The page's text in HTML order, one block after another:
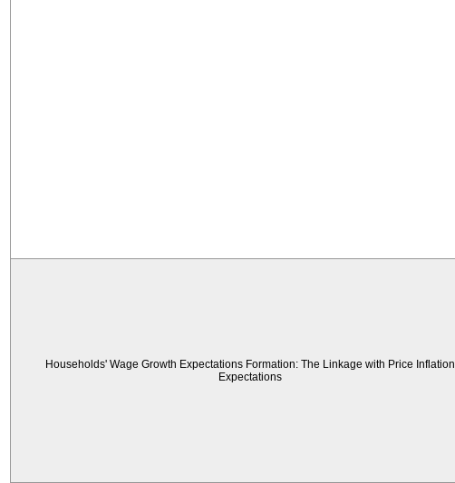
Households' Wage Growth Expectations Formation: The Linkage with Price Inflation
Expectations